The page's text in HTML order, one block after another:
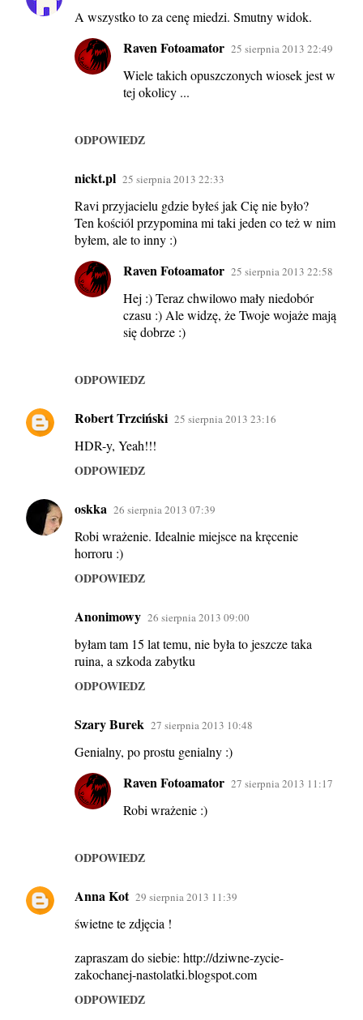
A wszystko to za cenę miedzi. Smutny widok.
ODPOWIEDZ
Raven Fotoamator 25 sierpnia 2013 22:49
Wiele takich opuszczonych wiosek jest w
tej okolicy ...
nickt.pl 25 sierpnia 2013 22:33
Ravi przyjacielu gdzie byłeś jak Cię nie było?
Ten kościól przypomina mi taki jeden co też w nim
byłem, ale to inny :)
ODPOWIEDZ
Raven Fotoamator 25 sierpnia 2013 22:58
Hej :) Teraz chwilowo mały niedobór
czasu :) Ale widzę, że Twoje wojaże mają
się dobrze :)
Robert Trzciński 25 sierpnia 2013 23:16
HDR-y, Yeah!!!
ODPOWIEDZ
oskka 26 sierpnia 2013 07:39
Robi wrażenie. Idealnie miejsce na kręcenie
horroru :)
ODPOWIEDZ
Anonimowy 26 sierpnia 2013 09:00
byłam tam 15 lat temu, nie była to jeszcze taka
ruina, a szkoda zabytku
ODPOWIEDZ
Szary Burek 27 sierpnia 2013 10:48
Genialny, po prostu genialny :)
ODPOWIEDZ
Raven Fotoamator 27 sierpnia 2013 11:17
Robi wrażenie :)
Anna Kot 29 sierpnia 2013 11:39
świetne te zdjęcia !
zapraszam do siebie: http://dziwne-zycie-
zakochanej-nastolatki.blogspot.com
ODPOWIEDZ